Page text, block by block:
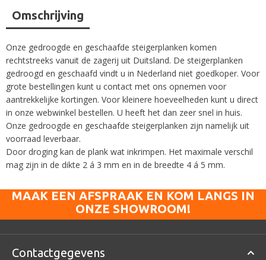
Omschrijving
Onze gedroogde en geschaafde steigerplanken komen
rechtstreeks vanuit de zagerij uit Duitsland. De steigerplanken
gedroogd en geschaafd vindt u in Nederland niet goedkoper. Voor
grote bestellingen kunt u contact met ons opnemen voor
aantrekkelijke kortingen. Voor kleinere hoeveelheden kunt u direct
in onze webwinkel bestellen. U heeft het dan zeer snel in huis.
Onze gedroogde en geschaafde steigerplanken zijn namelijk uit
voorraad leverbaar.
Door droging kan de plank wat inkrimpen. Het maximale verschil
mag zijn in de dikte 2 á 3 mm en in de breedte 4 á 5 mm.
MAAK EEN AFSPRAAK EN KOM LANGS IN
ONZE SHOWROOM!
Contactgegevens